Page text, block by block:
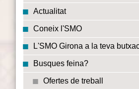
Actualitat
Coneix l'SMO
L'SMO Girona a la teva
Busques feina?
Ofertes de treball